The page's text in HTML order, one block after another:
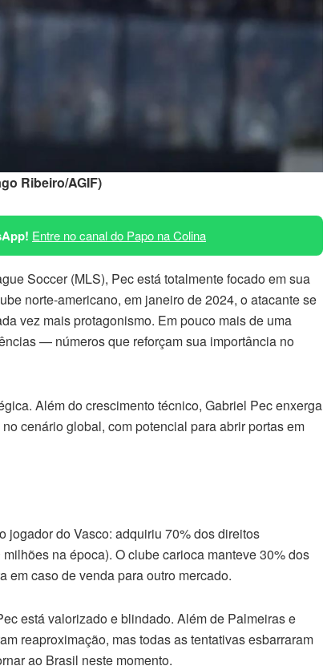
Ribeiro/AGIF)
Entre no canal do Papo na Colina
Soccer (MLS), Pec está totalmente focado em sua
norte-americano, em janeiro de 2024, o atacante se
vez mais protagonismo. Em pouco mais de uma
— números que reforçam sua importância no
Além do crescimento técnico, Gabriel Pec enxerga
cenário global, com potencial para abrir portas em
jogador do Vasco: adquiriu 70% dos direitos
na época). O clube carioca manteve 30% dos
em caso de venda para outro mercado.
está valorizado e blindado. Além de Palmeiras e
reaproximação, mas todas as tentativas esbarraram
ao Brasil neste momento.